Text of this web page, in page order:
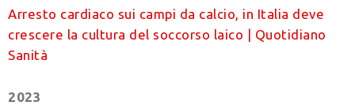
Arresto cardiaco sui campi da calcio, in Italia deve
crescere la cultura del soccorso laico | Quotidiano
Sanità
2023